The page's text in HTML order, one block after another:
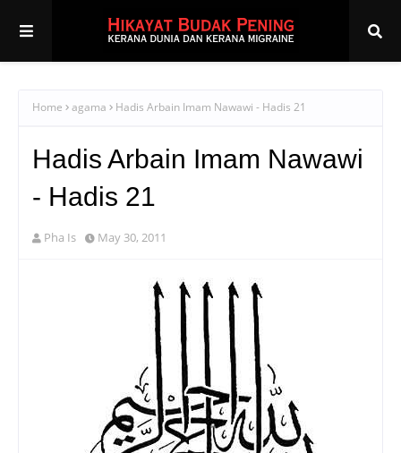
Home agama Hadis Arbain Imam Nawawi - Hadis 21
Hadis Arbain Imam Nawawi
- Hadis 21
Pha Is May 30, 2011